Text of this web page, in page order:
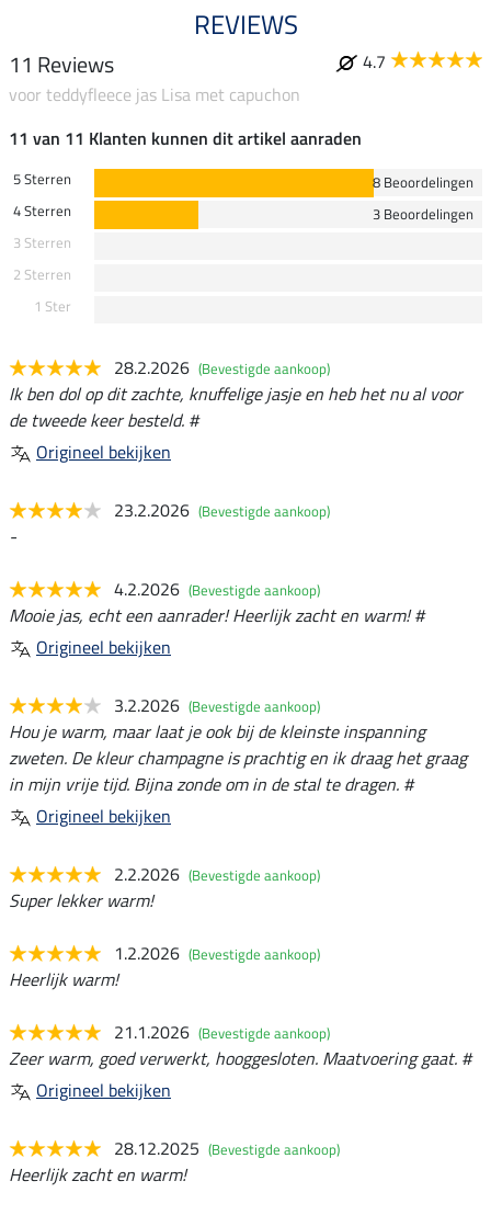
REVIEWS
11 Reviews
4.7
voor teddyfleece jas Lisa met capuchon
11 van 11 Klanten kunnen dit artikel aanraden
5 Sterren
8 Beoordelingen
4 Sterren
3 Beoordelingen
3 Sterren
2 Sterren
1 Ster
28.2.2026 (Bevestigde aankoop)
Ik ben dol op dit zachte, knuffelige jasje en heb het nu al voor
de tweede keer besteld. #
Origineel bekijken
23.2.2026 (Bevestigde aankoop)
-
4.2.2026 (Bevestigde aankoop)
Mooie jas, echt een aanrader! Heerlijk zacht en warm! #
Origineel bekijken
3.2.2026 (Bevestigde aankoop)
Hou je warm, maar laat je ook bij de kleinste inspanning
zweten. De kleur champagne is prachtig en ik draag het graag
in mijn vrije tijd. Bijna zonde om in de stal te dragen. #
Origineel bekijken
2.2.2026 (Bevestigde aankoop)
Super lekker warm!
1.2.2026 (Bevestigde aankoop)
Heerlijk warm!
21.1.2026 (Bevestigde aankoop)
Zeer warm, goed verwerkt, hooggesloten. Maatvoering gaat. #
Origineel bekijken
28.12.2025 (Bevestigde aankoop)
Heerlijk zacht en warm!